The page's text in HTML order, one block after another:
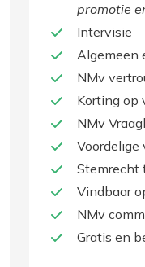
promotie
Intervisie
Algemeen
NMv
Korting op
NMv
Voordelige
Stemrecht
Vindbaar
NMv
Gratis en